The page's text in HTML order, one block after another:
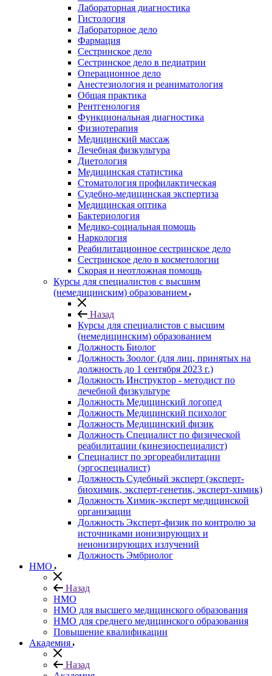
Лабораторная диагностика
Гистология
Лабораторное дело
Фармация
Сестринское дело
Сестринское дело в педиатрии
Операционное дело
Анестезиология и реаниматология
Общая практика
Рентгенология
Функциональная диагностика
Физиотерапия
Медицинский массаж
Лечебная физкультура
Диетология
Медицинская статистика
Стоматология профилактическая
Судебно-медицинская экспертиза
Медицинская оптика
Бактериология
Медико-социальная помощь
Наркология
Реабилитационное сестринское дело
Сестринское дело в косметологии
Скорая и неотложная помощь
Курсы для специалистов с высшим
(немедицинским) образованием
Назад
Курсы для специалистов с высшим
(немедицинским) образованием
Должность Биолог
Должность Зоолог (для лиц, принятых на
должность до 1 сентября 2023 г.)
Должность Инструктор - методист по
лечебной физкультуре
Должность Медицинский логопед
Должность Медицинский психолог
Должность Медицинский физик
Должность Специалист по физической
реабилитации (кинезиоспециалист)
Специалист по эргореабилитации
(эргоспециалист)
Должность Судебный эксперт (эксперт-
биохимик, эксперт-генетик, эксперт-химик)
Должность Химик-эксперт медицинской
организации
Должность Эксперт-физик по контролю за
источниками ионизирующих и
неионизирующих излучений
Должность Эмбриолог
НМО
Назад
НМО
НМО для высшего медицинского образования
НМО для среднего медицинского образования
Повышение квалификации
Академия
Назад